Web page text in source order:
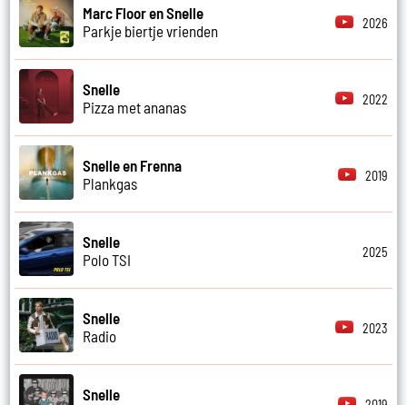
Marc Floor en Snelle
Parkje biertje vrienden
2026
Snelle
Pizza met ananas
2022
Snelle en Frenna
Plankgas
2019
Snelle
Polo TSI
2025
Snelle
Radio
2023
Snelle